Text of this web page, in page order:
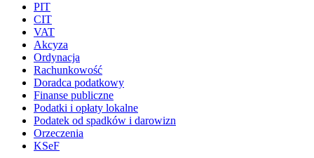
PIT
CIT
VAT
Akcyza
Ordynacja
Rachunkowość
Doradca podatkowy
Finanse publiczne
Podatki i opłaty lokalne
Podatek od spadków i darowizn
Orzeczenia
KSeF